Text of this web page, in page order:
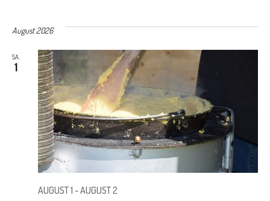
August 2026
SA.
1
AUGUST 1 -AUGUST 2